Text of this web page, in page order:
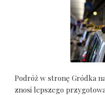
Podróż w stronę Gródka
znosi lepszego